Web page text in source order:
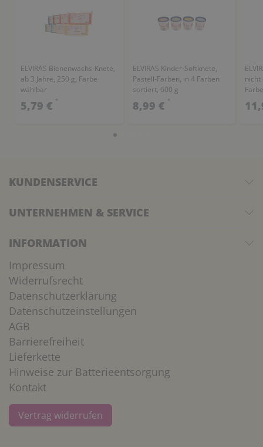
ELVIRAS Bienenwachs-Knete,
ab 3 Jahre, 250 g, Farbe
wählbar
5,79 € *
ELVIRAS Kinder-Softknete,
Pastell-Farben, in 4 Farben
sortiert, 600 g
8,99 € *
nicht
KUNDENSERVICE
UNTERNEHMEN & SERVICE
INFORMATION
Impressum
Widerrufsrecht
Datenschutzerklärung
Datenschutzeinstellungen
AGB
Barrierefreiheit
Lieferkette
Hinweise zur Batterieentsorgung
Kontakt
Vertrag widerrufen